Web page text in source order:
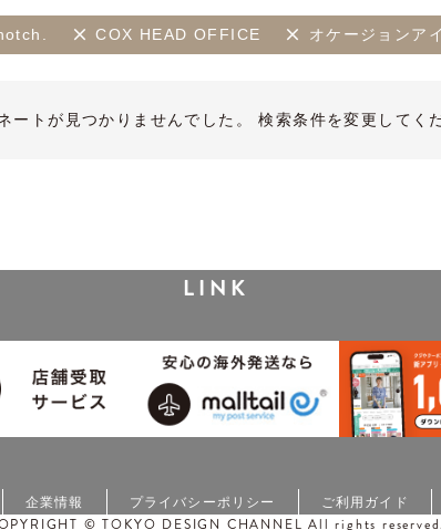
COX HEAD OFFICE オケージョンア
ートが見つかりませんでした。 検索条件を変更してく
LINK
企業情報 プライバシーポリシー ご利用ガイド
© TOKYO DESIGN CHANNEL All rights reserved.